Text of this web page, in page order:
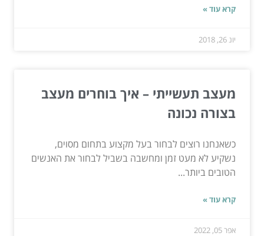
קרא עוד »
יונ 26, 2018
מעצב תעשייתי – איך בוחרים מעצב
בצורה נכונה
כשאנחנו רוצים לבחור בעל מקצוע בתחום מסוים,
נשקיע לא מעט זמן ומחשבה בשביל לבחור את האנשים
הטובים ביותר...
קרא עוד »
אפר 05, 2022